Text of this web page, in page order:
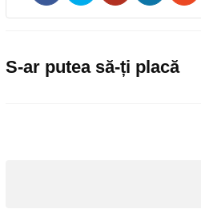
S-ar putea să-ți placă